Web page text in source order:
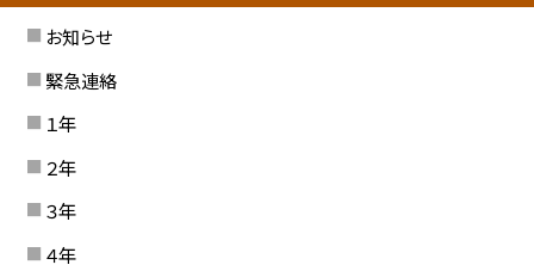
お知らせ
緊急連絡
１年
２年
３年
４年